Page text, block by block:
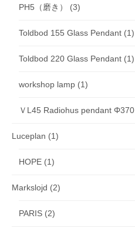
PH5（磨き） (3)
Toldbod 155 Glass Pendant (1)
Toldbod 220 Glass Pendant (1)
workshop lamp (1)
ＶL45 Radiohus pendant Φ370
Luceplan (1)
HOPE (1)
Markslojd (2)
PARIS (2)